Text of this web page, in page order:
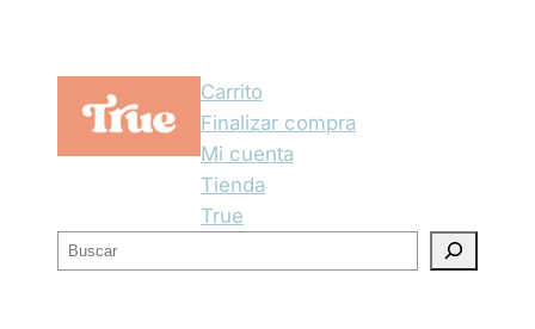
Carrito
Finalizar compra
Mi cuenta
Tienda
True
u